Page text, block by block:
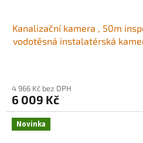
Kanalizační kamera , 50m
vodotěsná instalatérská
karta pro kanalizační
4,3palcový
4 966 Kč bez DPH
6 009 Kč
Novinka